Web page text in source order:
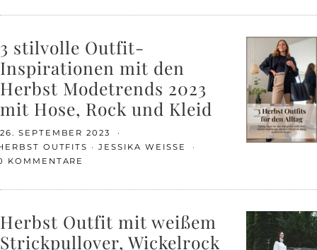
3 stilvolle Outfit-
Inspirationen mit den
Herbst Modetrends 2023
mit Hose, Rock und Kleid
26. SEPTEMBER 2023
OUTFITS
JESSIKA WEISSE
KOMMENTARE
Herbst Outfit mit weißem
Strickpullover, Wickelrock